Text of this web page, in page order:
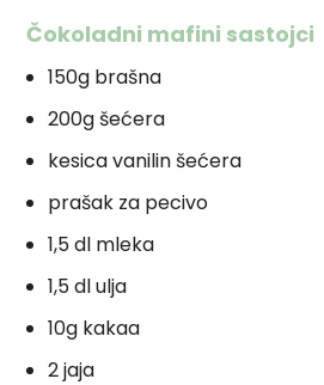
Čokoladni mafini sastojci
150g brašna
200g šećera
kesica vanilin šećera
prašak za pecivo
1,5 dl mleka
1,5 dl ulja
10g kakaa
2 jaja